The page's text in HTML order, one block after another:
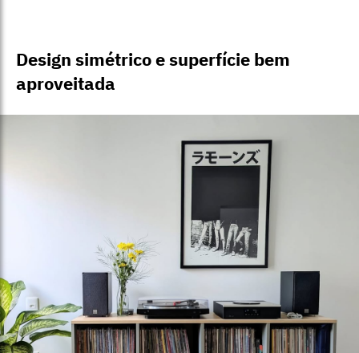
Design simétrico e superfície bem
aproveitada